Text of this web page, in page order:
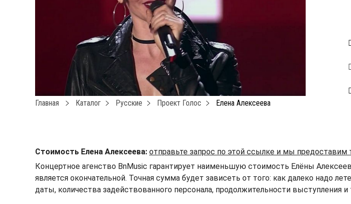
Главная Каталог Русские Проект Голос Елена Алексеева
Стоимость Елена Алексеева: отправьте запрос по этой ссылке и мы предоставим
Концертное агенство BnMusic гарантирует наименьшую стоимость Елёны
является окончательной. Точная сумма будет зависеть от того: как далеко надо
даты, количества задействованного персонала, продолжительности выступления и